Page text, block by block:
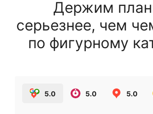
Держим
серьезнее, чем
по фигурному
5.0 5.0 5.0